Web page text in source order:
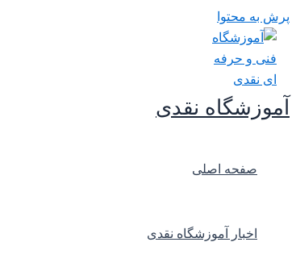
پرش به محتوا
آموزشگاه نقدی
صفحه اصلی
اخبار آموزشگاه نقدی